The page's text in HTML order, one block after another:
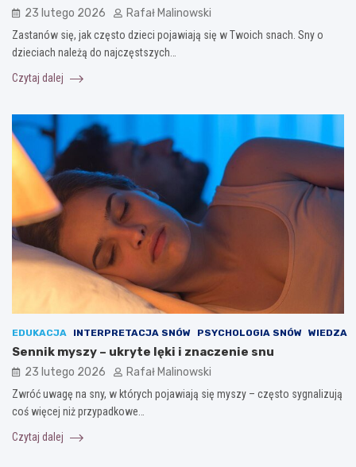
23 lutego 2026 Rafał Malinowski
Zastanów się, jak często dzieci pojawiają się w Twoich snach. Sny o
dzieciach należą do najczęstszych…
Czytaj dalej
EDUKACJA INTERPRETACJA SNÓW PSYCHOLOGIA SNÓW WIEDZA
Sennik myszy – ukryte lęki i znaczenie snu
23 lutego 2026 Rafał Malinowski
Zwróć uwagę na sny, w których pojawiają się myszy – często sygnalizują
coś więcej niż przypadkowe…
Czytaj dalej